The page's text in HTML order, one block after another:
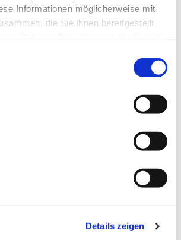
Informationen möglicherweise mit
die Sie ihnen bereitgestellt
Details zeigen